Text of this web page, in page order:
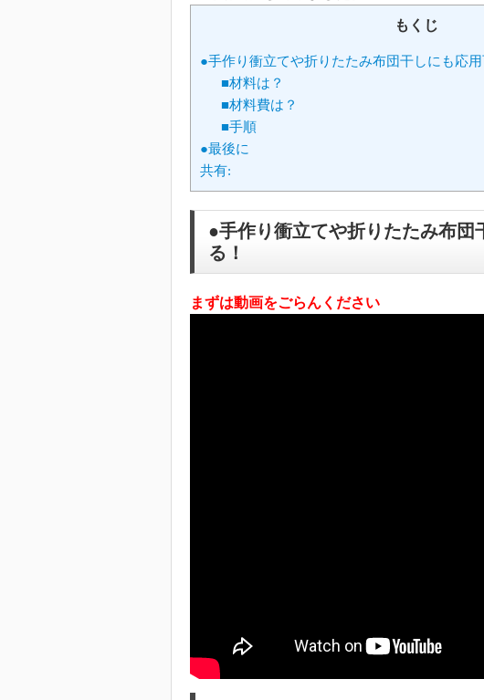
もくじ
●手作り衝立てや折りたたみ布団干しにも応
■材料は？
■材料費は？
■手順
●最後に
共有:
●手作り衝立てや折りたたみ布
る！
まずは動画をごらんください